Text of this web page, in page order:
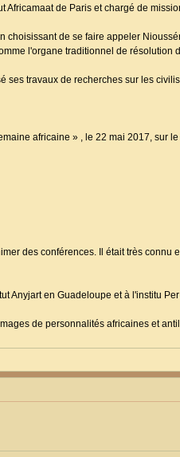
de Paris et chargé de
choisissant de se faire appeler
l'organe traditionnel de résolution
ses travaux de recherches sur les
africaine » , le 22 mai 2017, sur
des conférences. Il était très connu
Anyjart en Guadeloupe et à l'institu
de personnalités africaines et